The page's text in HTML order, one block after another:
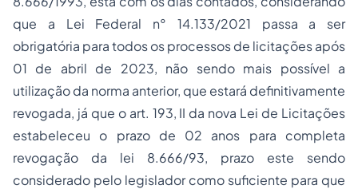
que a Lei Federal n° 14.133/2021 passa a ser
obrigatória para todos os processos de licitações após
01 de abril de 2023, não sendo mais possível a
utilização da norma anterior, que estará definitivamente
revogada, já que o art. 193, II da nova Lei de Licitações
estabeleceu o prazo de 02 anos para completa
revogação da lei 8.666/93, prazo este sendo
considerado pelo legislador como suficiente para que